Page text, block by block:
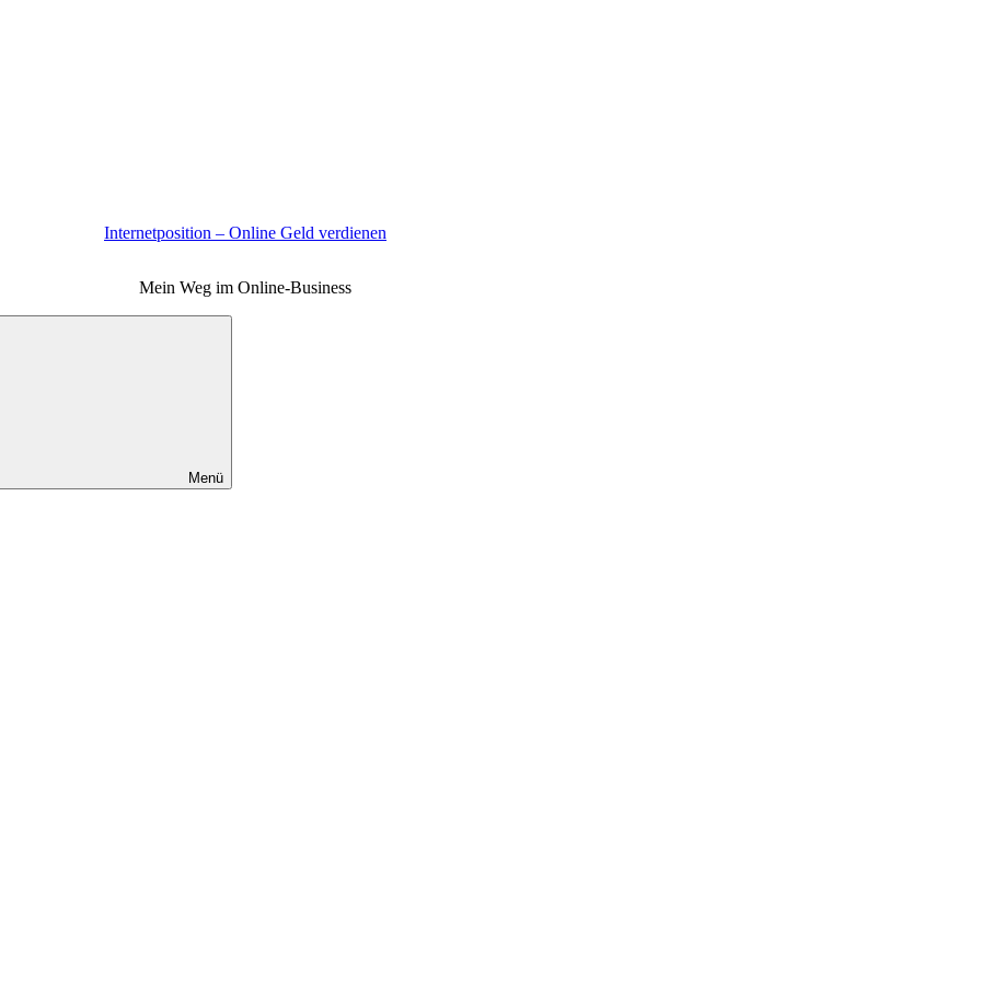
Internetposition – Online Geld verdienen
Mein Weg im Online-Business
Menü